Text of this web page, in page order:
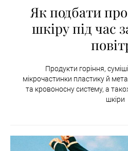
Як подбати про
шкіру під час
Продукти горіння,
мікрочастинки пластику й
та кровоносну систему, а
шкіри